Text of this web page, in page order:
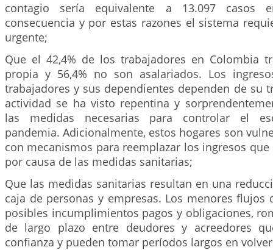
contagio sería equivalente a 13.097 casos
consecuencia y por estas razones el sistema
urgente;
Que el 42,4% de los trabajadores en Colombia
propia y 56,4% no son asalariados. Los
trabajadores y sus dependientes dependen de su
actividad se ha visto repentina y
las medidas necesarias para controlar el
pandemia. Adicionalmente, estos hogares son
con mecanismos para reemplazar los ingresos
por causa de las medidas sanitarias;
Que las medidas sanitarias resultan en una
caja de personas y empresas. Los menores flujos
posibles incumplimientos pagos y obligaciones,
de largo plazo entre deudores y acreedores
confianza y pueden tomar períodos largos en